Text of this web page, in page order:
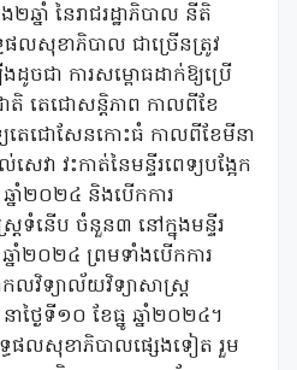
នាំ នៃរាជរដ្ឋាភិបាល នីតិ
លសុខាភិបាល ជាច្រើនត្រូវ
ចជា ការសម្ពោធដាក់ឱ្យប្រើ
ជាតិ តេជោសន្តិភាព កាលពីខែ
យតេជោសែនកោះធំ កាលពីខែមីនា
វា វះកាត់នៃមន្ទីរពេទ្យបង្អែក
នាំ២០២៤ និងបើកការ
រ្តទំនើប ចំនួន៣ នៅក្នុងមន្ទីរ
នាំ២០២៤ ព្រមទាំងបើកការ
លវិទ្យាល័យវិទ្យាសាស្រ្ត
ងៃទី១០ ខែធ្នូ ឆ្នាំ២០២៤។
ផលសុខាភិបាលផ្សេងទៀត រួម